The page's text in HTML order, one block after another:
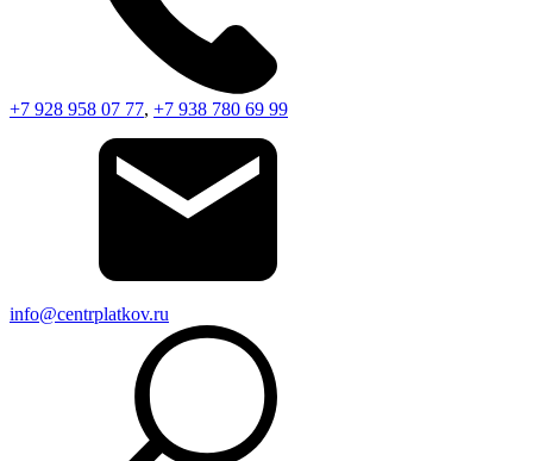
+7 928 958 07 77, +7 938 780 69 99
info@centrplatkov.ru